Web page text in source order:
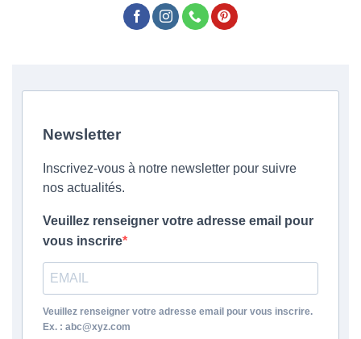
Newsletter
Inscrivez-vous à notre newsletter pour suivre
nos actualités.
Veuillez renseigner votre adresse email pour
vous inscrire
Veuillez renseigner votre adresse email pour vous inscrire.
Ex. : abc@xyz.com